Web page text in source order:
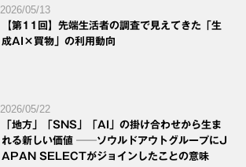
2026/05/13
【第11回】先端生活者の調査で見えてきた「生
成AI×買物」の利用動向
2026/05/22
「地方」「SNS」「AI」の掛け合わせから生ま
れる新しい価値 ──ソウルドアウトグループにJ
APAN SELECTがジョインしたことの意味